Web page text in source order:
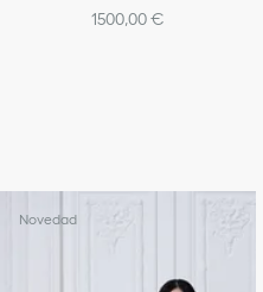
1500,00 €
Novedad